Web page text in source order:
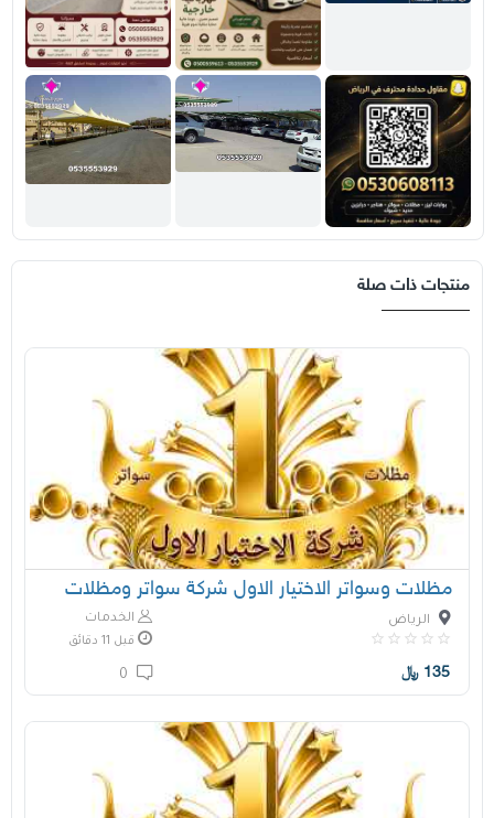
منتجات ذات صلة
مظلات وسواتر الاختيار الاول شركة سواتر ومظلات
الخدمات الرياض
قبل 11 دقائق
135 ﷼